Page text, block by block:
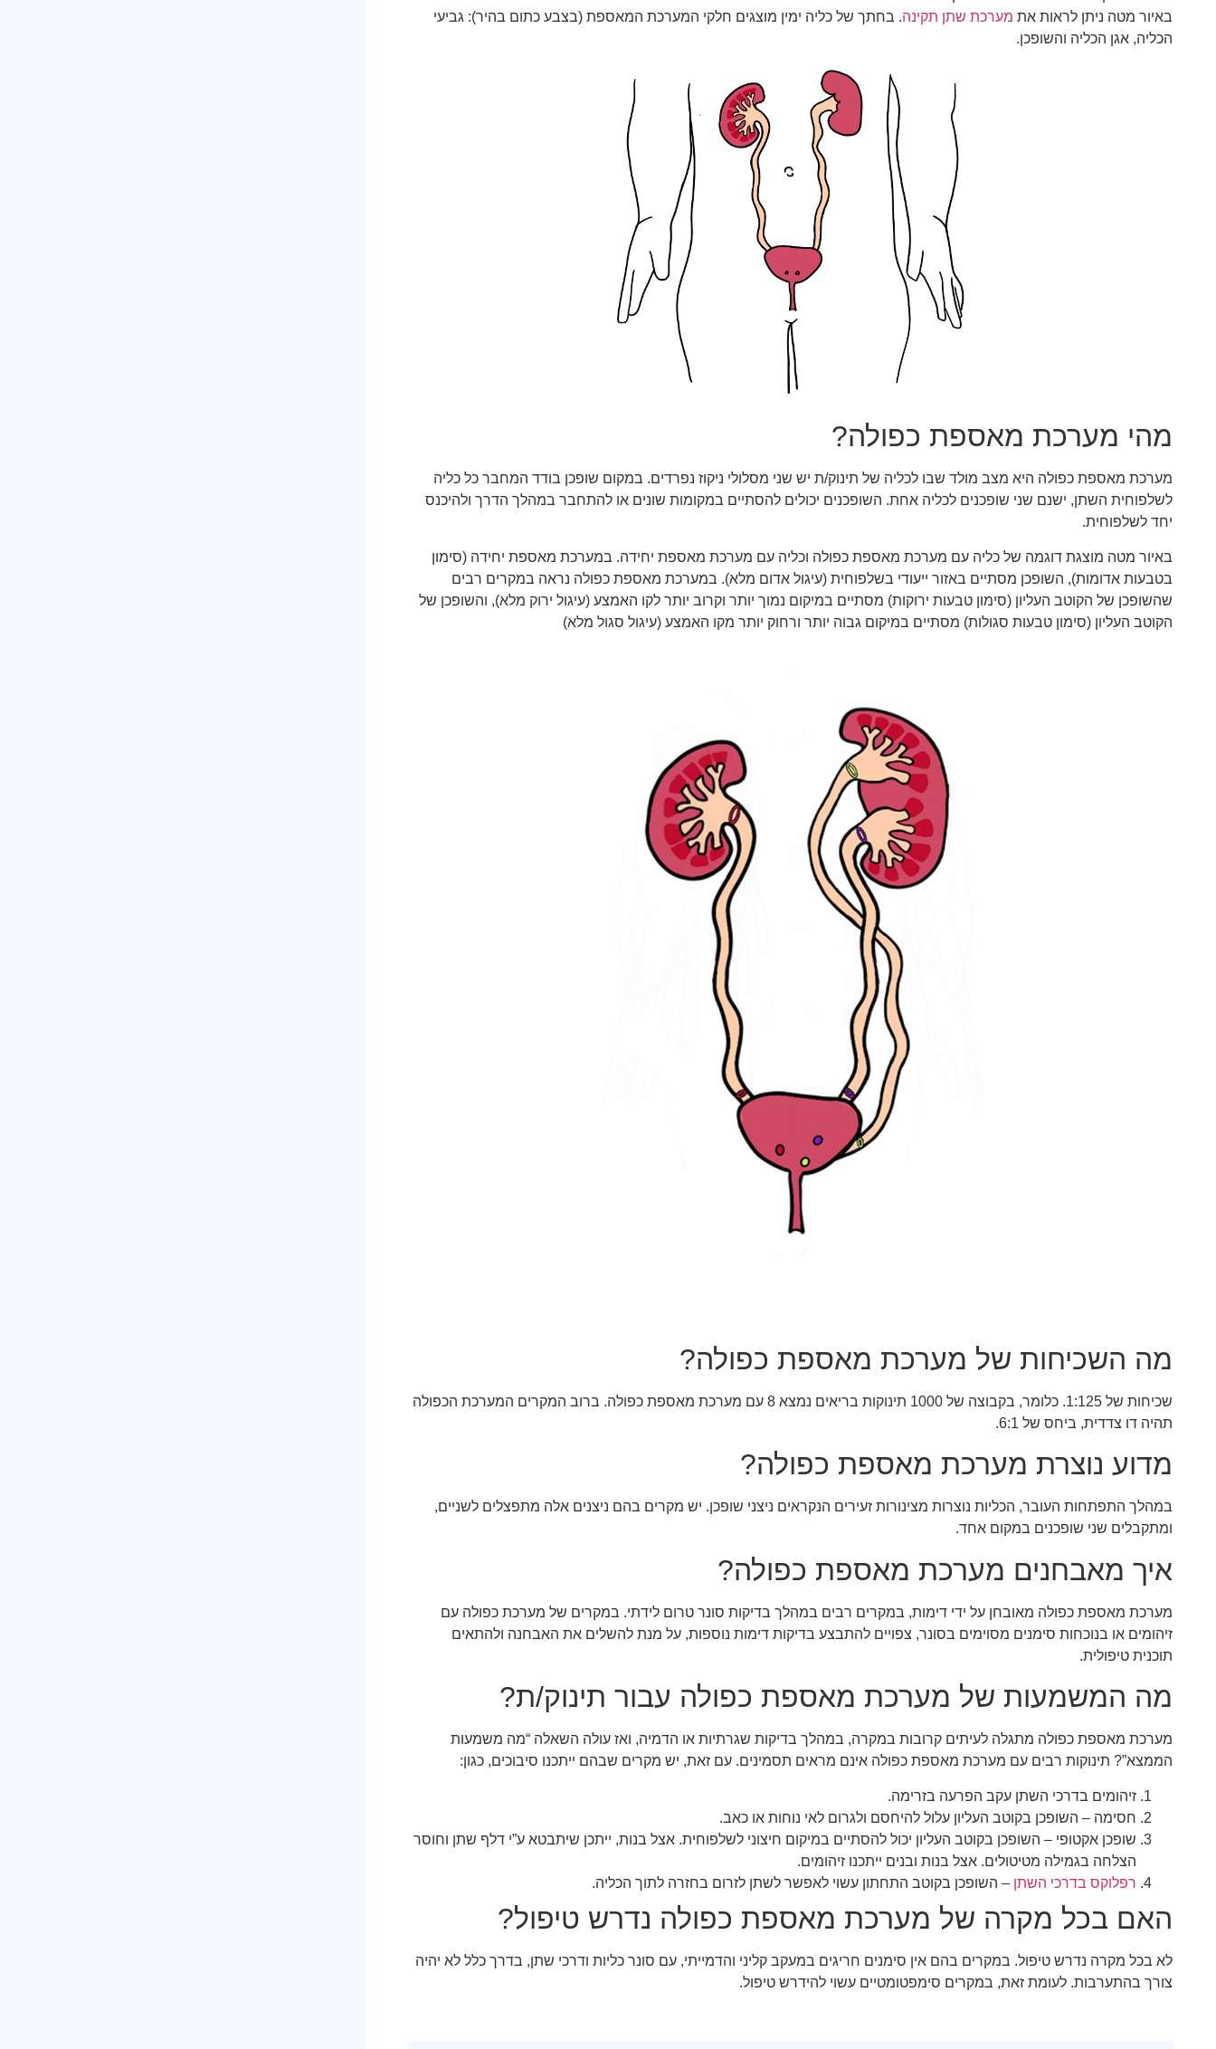
באיור מטה ניתן לראות את מערכת שתן תקינה. בחתך של כליה ימין מוצגים חלקי המערכת המאספת (בצבע כתום בהיר): גביעי
הכליה, אגן הכליה והשופכן.
מהי מערכת מאספת כפולה?
מערכת מאספת כפולה היא מצב מולד שבו לכליה של תינוק/ת יש שני מסלולי ניקוז נפרדים. במקום שופכן בודד המחבר כל כליה
לשלפוחית השתן, ישנם שני שופכנים לכליה אחת. השופכנים יכולים להסתיים במקומות שונים או להתחבר במהלך הדרך ולהיכנס
יחד לשלפוחית.
באיור מטה מוצגת דוגמה של כליה עם מערכת מאספת כפולה וכליה עם מערכת מאספת יחידה. במערכת מאספת יחידה (סימון
בטבעות אדומות), השופכן מסתיים באזור ייעודי בשלפוחית (עיגול אדום מלא). במערכת מאספת כפולה נראה במקרים רבים
שהשופכן של הקוטב העליון (סימון טבעות ירוקות) מסתיים במיקום נמוך יותר וקרוב יותר לקו האמצע (עיגול ירוק מלא), והשופכן של
הקוטב העליון (סימון טבעות סגולות) מסתיים במיקום גבוה יותר ורחוק יותר מקו האמצע (עיגול סגול מלא)
מה השכיחות של מערכת מאספת כפולה?
שכיחות של 1:125. כלומר, בקבוצה של 1000 תינוקות בריאים נמצא 8 עם מערכת מאספת כפולה. ברוב המקרים המערכת הכפולה
תהיה דו צדדית, ביחס של 6:1.
מדוע נוצרת מערכת מאספת כפולה?
במהלך התפתחות העובר, הכליות נוצרות מצינורות זעירים הנקראים ניצני שופכן. יש מקרים בהם ניצנים אלה מתפצלים לשניים,
ומתקבלים שני שופכנים במקום אחד.
איך מאבחנים מערכת מאספת כפולה?
מערכת מאספת כפולה מאובחן על ידי דימות, במקרים רבים במהלך בדיקות סונר טרום לידתי. במקרים של מערכת כפולה עם
זיהומים או בנוכחות סימנים מסוימים בסונר, צפויים להתבצע בדיקות דימות נוספות, על מנת להשלים את האבחנה ולהתאים
תוכנית טיפולית.
מה המשמעות של מערכת מאספת כפולה עבור תינוק/ת?
מערכת מאספת כפולה מתגלה לעיתים קרובות במקרה, במהלך בדיקות שגרתיות או הדמיה, ואז עולה השאלה “מה משמעות
הממצא”? תינוקות רבים עם מערכת מאספת כפולה אינם מראים תסמינים. עם זאת, יש מקרים שבהם ייתכנו סיבוכים, כגון:
זיהומים בדרכי השתן עקב הפרעה בזרימה.
חסימה – השופכן בקוטב העליון עלול להיחסם ולגרום לאי נוחות או כאב.
שופכן אקטופי – השופכן בקוטב העליון יכול להסתיים במיקום חיצוני לשלפוחית. אצל בנות, ייתכן שיתבטא ע”י דלף שתן וחוסר
הצלחה בגמילה מטיטולים. אצל בנות ובנים ייתכנו זיהומים.
רפלוקס בדרכי השתן – השופכן בקוטב התחתון עשוי לאפשר לשתן לזרום בחזרה לתוך הכליה.
האם בכל מקרה של מערכת מאספת כפולה נדרש טיפול?
לא בכל מקרה נדרש טיפול. במקרים בהם אין סימנים חריגים במעקב קליני והדמייתי, עם סונר כליות ודרכי שתן, בדרך כלל לא יהיה
צורך בהתערבות. לעומת זאת, במקרים סימפטומטיים עשוי להידרש טיפול.